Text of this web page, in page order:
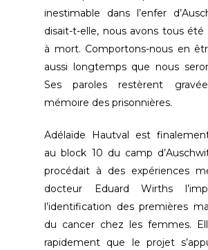
inestimable dans l’enfer
disait-t-elle, nous avons tous été
à mort. Comportons-nous en
aussi longtemps que nous
Ses paroles restèrent
mémoire des prisonnières.
Adélaïde Hautval est
au block 10 du camp
procédait à des expériences
docteur Eduard Wirths
l’identification des premières
du cancer chez les femmes.
rapidement que le projet